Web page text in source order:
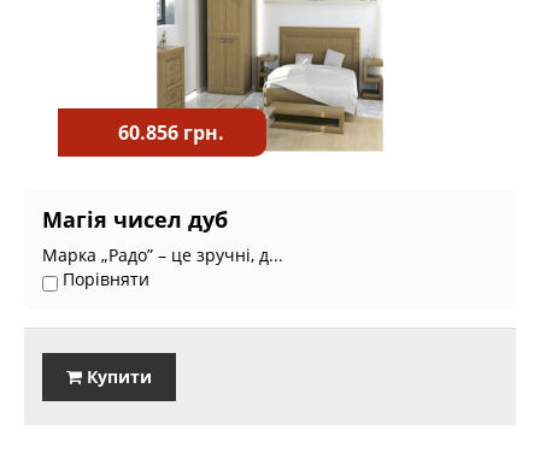
60.856 грн.
Магія чисел дуб
Марка „Радо” – це зручні, д...
Порівняти
Купити